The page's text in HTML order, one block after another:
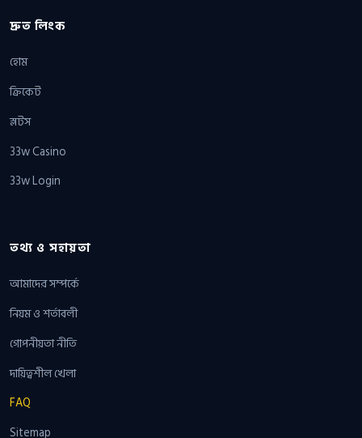
দ্রুত লিংক
হোম
ক্রিকেট
স্লটস
33w Casino
33w Login
তথ্য ও সহায়তা
আমাদের সম্পর্কে
নিয়ম ও শর্তাবলী
গোপনীয়তা নীতি
দায়িত্বশীল খেলা
FAQ
Sitemap